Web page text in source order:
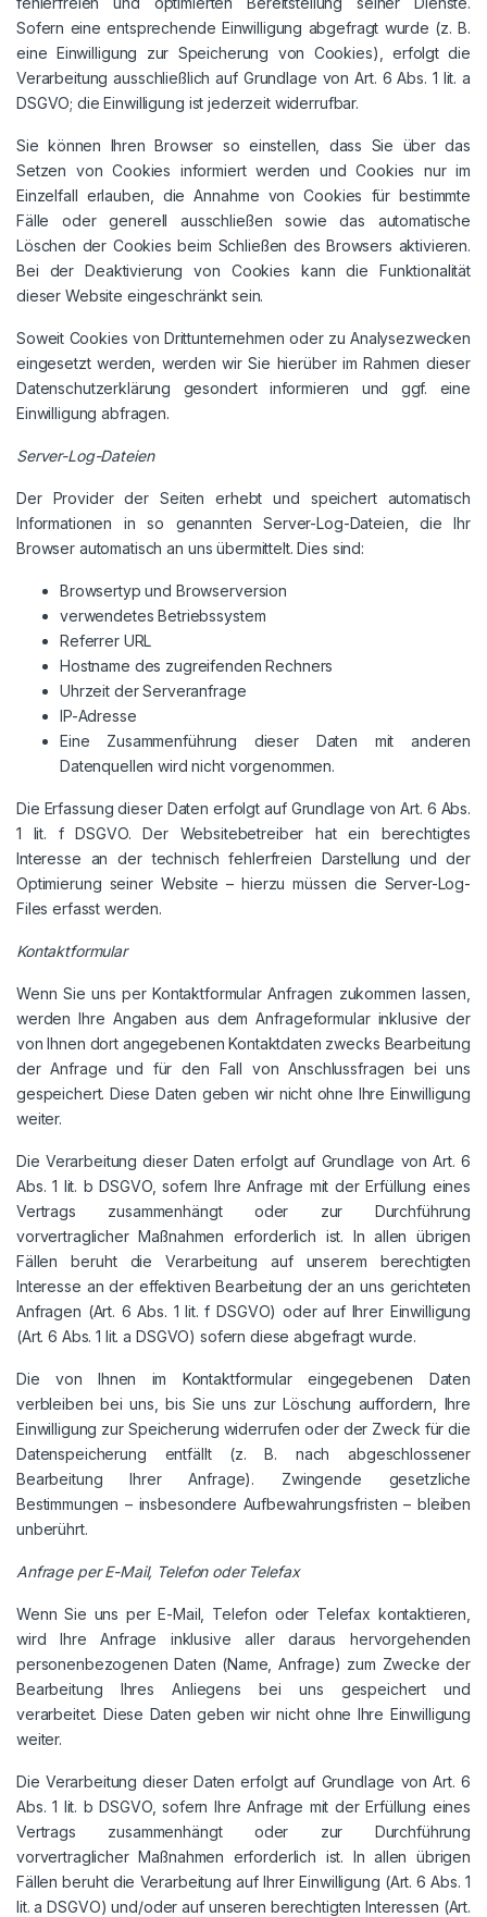
Sofern eine entsprechende Einwilligung abgefragt wurde (z. B.
eine Einwilligung zur Speicherung von Cookies), erfolgt die
Verarbeitung ausschließlich auf Grundlage von Art. 6 Abs. 1 lit. a
DSGVO; die Einwilligung ist jederzeit widerrufbar.
Sie können Ihren Browser so einstellen, dass Sie über das
Setzen von Cookies informiert werden und Cookies nur im
Einzelfall erlauben, die Annahme von Cookies für bestimmte
Fälle oder generell ausschließen sowie das automatische
Löschen der Cookies beim Schließen des Browsers aktivieren.
Bei der Deaktivierung von Cookies kann die Funktionalität
dieser Website eingeschränkt sein.
Soweit Cookies von Drittunternehmen oder zu Analysezwecken
eingesetzt werden, werden wir Sie hierüber im Rahmen dieser
Datenschutzerklärung gesondert informieren und ggf. eine
Einwilligung abfragen.
Server-Log-Dateien
Der Provider der Seiten erhebt und speichert automatisch
Informationen in so genannten Server-Log-Dateien, die Ihr
Browser automatisch an uns übermittelt. Dies sind:
Browsertyp und Browserversion
verwendetes Betriebssystem
Referrer URL
Hostname des zugreifenden Rechners
Uhrzeit der Serveranfrage
IP-Adresse
Eine Zusammenführung dieser Daten mit anderen
Datenquellen wird nicht vorgenommen.
Die Erfassung dieser Daten erfolgt auf Grundlage von Art. 6 Abs.
1 lit. f DSGVO. Der Websitebetreiber hat ein berechtigtes
Interesse an der technisch fehlerfreien Darstellung und der
Optimierung seiner Website – hierzu müssen die Server-Log-
Files erfasst werden.
Kontaktformular
Wenn Sie uns per Kontaktformular Anfragen zukommen lassen,
werden Ihre Angaben aus dem Anfrageformular inklusive der
von Ihnen dort angegebenen Kontaktdaten zwecks Bearbeitung
der Anfrage und für den Fall von Anschlussfragen bei uns
gespeichert. Diese Daten geben wir nicht ohne Ihre Einwilligung
weiter.
Die Verarbeitung dieser Daten erfolgt auf Grundlage von Art. 6
Abs. 1 lit. b DSGVO, sofern Ihre Anfrage mit der Erfüllung eines
Vertrags zusammenhängt oder zur Durchführung
vorvertraglicher Maßnahmen erforderlich ist. In allen übrigen
Fällen beruht die Verarbeitung auf unserem berechtigten
Interesse an der effektiven Bearbeitung der an uns gerichteten
Anfragen (Art. 6 Abs. 1 lit. f DSGVO) oder auf Ihrer Einwilligung
(Art. 6 Abs. 1 lit. a DSGVO) sofern diese abgefragt wurde.
Die von Ihnen im Kontaktformular eingegebenen Daten
verbleiben bei uns, bis Sie uns zur Löschung auffordern, Ihre
Einwilligung zur Speicherung widerrufen oder der Zweck für die
Datenspeicherung entfällt (z. B. nach abgeschlossener
Bearbeitung Ihrer Anfrage). Zwingende gesetzliche
Bestimmungen – insbesondere Aufbewahrungsfristen – bleiben
unberührt.
Anfrage per E-Mail, Telefon oder Telefax
Wenn Sie uns per E-Mail, Telefon oder Telefax kontaktieren,
wird Ihre Anfrage inklusive aller daraus hervorgehenden
personenbezogenen Daten (Name, Anfrage) zum Zwecke der
Bearbeitung Ihres Anliegens bei uns gespeichert und
verarbeitet. Diese Daten geben wir nicht ohne Ihre Einwilligung
weiter.
Die Verarbeitung dieser Daten erfolgt auf Grundlage von Art. 6
Abs. 1 lit. b DSGVO, sofern Ihre Anfrage mit der Erfüllung eines
Vertrags zusammenhängt oder zur Durchführung
vorvertraglicher Maßnahmen erforderlich ist. In allen übrigen
Fällen beruht die Verarbeitung auf Ihrer Einwilligung (Art. 6 Abs. 1
lit. a DSGVO) und/oder auf unseren berechtigten Interessen (Art.